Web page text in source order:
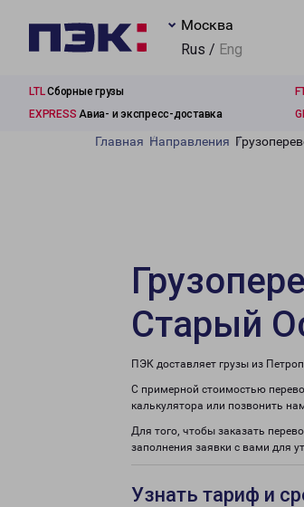
Москва
Rus / Eng
LTLСборные грузы
EXPRESS Авиа- и экспресс-доставка
Главная Направления
Старый
ПЭК доставляет грузы из
С примерной стоимостью
калькулятора или позвонить
Для того, чтобы заказать
заполнения заявки с вами для
Узнать тариф и